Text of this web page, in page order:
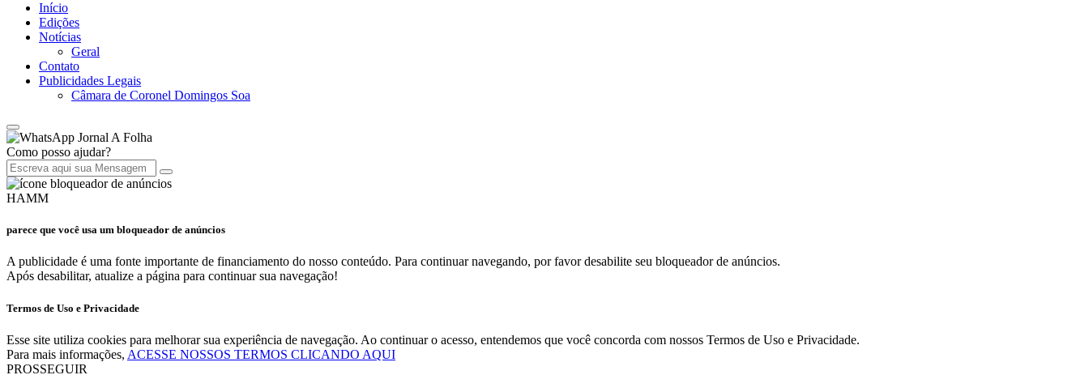
Início
Edições
Notícias
Geral
Contato
Publicidades Legais
Câmara de Coronel Domingos Soa
Jornal A Folha
Como posso ajudar?
HAMM
parece que você usa um bloqueador de anúncios
A publicidade é uma fonte importante de financiamento do nosso conteúdo. Para continuar navegando, por favor desabilite seu bloqueador de anúncios.
Após desabilitar, atualize a página para continuar sua navegação!
Termos de Uso e Privacidade
Esse site utiliza cookies para melhorar sua experiência de navegação. Ao continuar o acesso, entendemos que você concorda com nossos Termos de Uso e Privacidade.
Para mais informações, ACESSE NOSSOS TERMOS CLICANDO AQUI
PROSSEGUIR